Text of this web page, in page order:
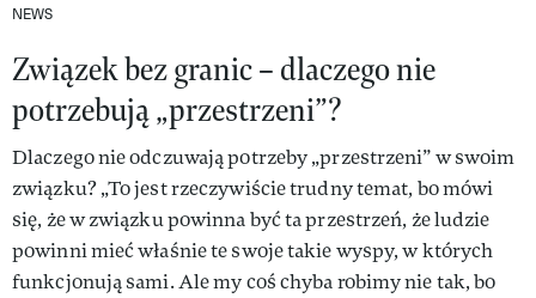
NEWS
Związek bez granic – dlaczego nie
potrzebują „przestrzeni”?
Dlaczego nie odczuwają potrzeby „przestrzeni” w swoim
związku? „To jest rzeczywiście trudny temat, bo mówi
się, że w związku powinna być ta przestrzeń, że ludzie
powinni mieć właśnie te swoje takie wyspy, w których
funkcjonują sami. Ale my coś chyba robimy nie tak, bo